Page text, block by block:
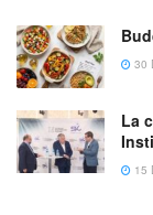
30
La
15